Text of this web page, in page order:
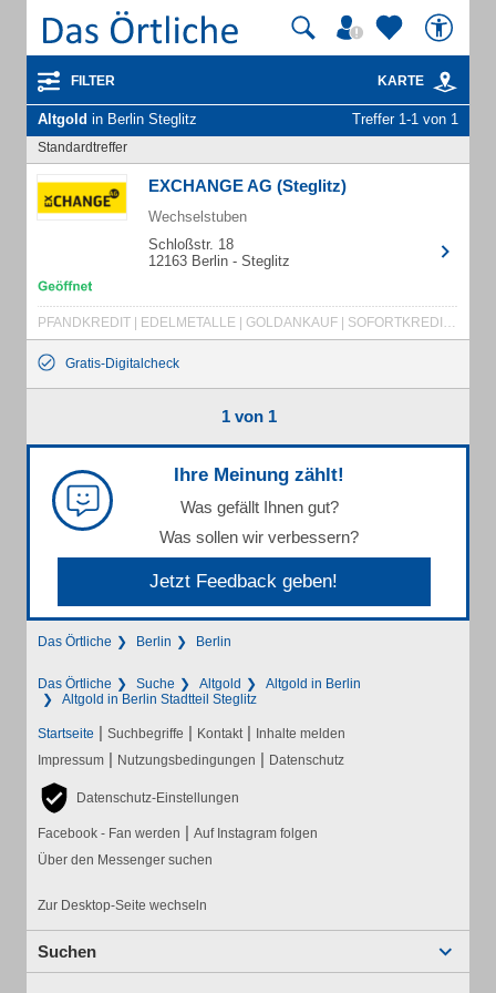
FILTER KARTE
Altgold in Berlin Steglitz Treffer 1-1 von 1
Standardtreffer
EXCHANGE AG (Steglitz)
Wechselstuben
Schloßstr. 18
12163 Berlin - Steglitz
PFANDKREDIT | EDELMETALLE | GOLDANKAUF | SOFORTKREDIT | ALTGOLD | JUWELIER IN DER NÄHE | UHREN | MARKENUHREN KAUFEN | SCHMUCK VERKAUFEN | BARGELD SOFORT | SCHMUCKANKAUF | GOLDMÜNZEN | GOLDBARREN | LEIHHAUS | PFANDHAUS | EXCHANGE | GOLD KAUFEN | GOLD VERKAUFEN | GOLDANKAUF IN DER NÄHE | GOLD UND SILBER ANKAUF | SILBERMÜNZEN | MÜNZEN | LEIHHAUS IN DER NÄHE | ANKAUF SCHMUCK | GELDWECHSEL
Gratis-Digitalcheck
1 von 1
Ihre Meinung zählt!
Was gefällt Ihnen gut?
Was sollen wir verbessern?
Jetzt Feedback geben!
Das Örtliche Berlin Berlin
Das Örtliche Suche Altgold
Altgold in Berlin
Altgold in Berlin Stadtteil Steglitz
Startseite | Suchbegriffe | Kontakt | Inhalte melden
Impressum | Nutzungsbedingungen | Datenschutz
Datenschutz-Einstellungen
Facebook - Fan werden | Auf Instagram folgen
Über den Messenger suchen
Zur Desktop-Seite wechseln
Suchen